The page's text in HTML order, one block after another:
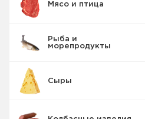
Мясо и птица
Рыба и
морепродукты
Сыры